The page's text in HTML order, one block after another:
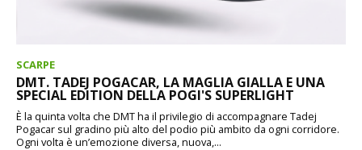
SCARPE
DMT. TADEJ POGACAR, LA MAGLIA GIALLA E UNA
SPECIAL EDITION DELLA POGI'S SUPERLIGHT
È la quinta volta che DMT ha il privilegio di accompagnare Tadej
Pogacar sul gradino più alto del podio più ambito da ogni corridore.
Ogni volta è un’emozione diversa, nuova,...